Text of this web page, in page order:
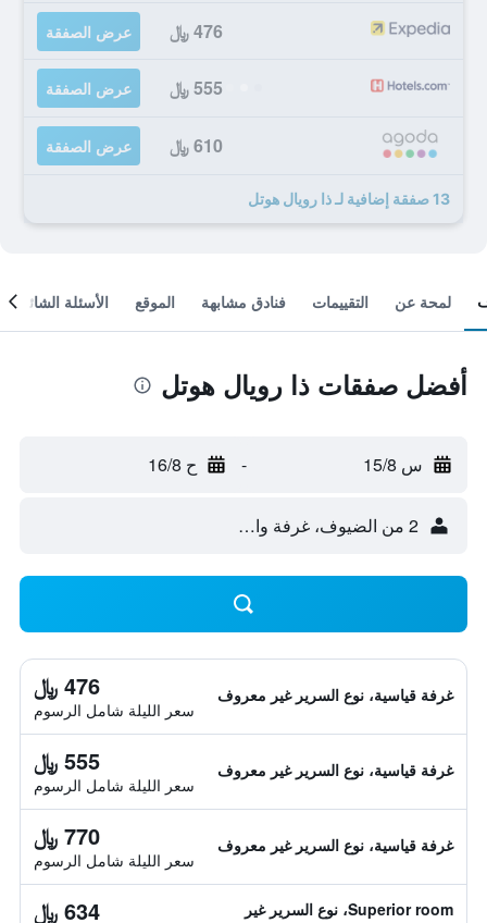
476 ﷼ عرض الصفقة
555 ﷼ عرض الصفقة
610 ﷼ عرض الصفقة
13 صفقة إضافية لـ ذا رويال هوتل
لمحة عن التقييمات فنادق مشابهة الموقع الأسئلة الشائعة
أفضل صفقات ذا رويال هوتل
س 15/8 - ح 16/8
2 من الضيوف، غرفة واحدة
غرفة قياسية، نوع السرير غير معروف 476 ﷼
سعر الليلة شامل الرسوم
غرفة قياسية، نوع السرير غير معروف 555 ﷼
سعر الليلة شامل الرسوم
غرفة قياسية، نوع السرير غير معروف 770 ﷼
سعر الليلة شامل الرسوم
Superior room، نوع السرير غير
634 ﷼